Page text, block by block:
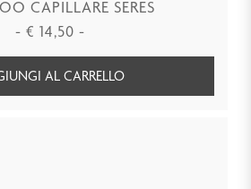
CAPILLARE SERES
- € 14,50 -
AL CARRELLO